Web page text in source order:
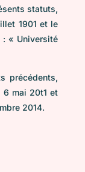
statuts,
1901 et le
: « Université
précédents,
6 mai 20t1 et
2014.